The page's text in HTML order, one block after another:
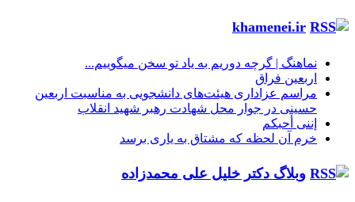
khamenei.ir
نماهنگ |‌ گرچه دوریم به یاد تو سخن میگوییم...
اربعین فراق
مراسم عزاداری هیئت‌های دانشجویی به مناسبت اربعین
حسینی در جوار محل شهادت رهبر شهید انقلاب
إننی أحبکم
خرم آن لحظه که مشتاق به یاری برسد
وبلاگ دکتر خلیل علی محمدزاده